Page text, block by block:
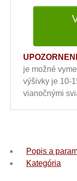
je možné
výšivky je 10-
vianočnými
Popis a
Kategória